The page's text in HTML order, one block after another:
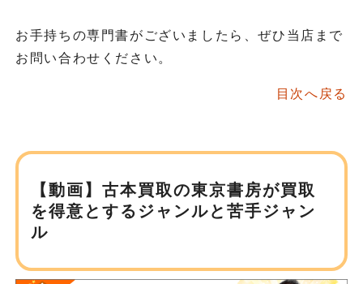
お手持ちの専門書がございましたら、ぜひ当店まで
お問い合わせください。
目次へ戻る
【動画】古本買取の東京書房が買取
を得意とするジャンルと苦手ジャン
ル